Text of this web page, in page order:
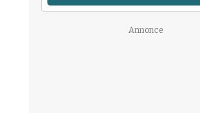
Annonce